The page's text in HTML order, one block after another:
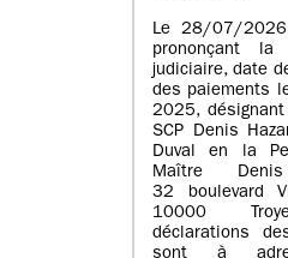
Le 28/07/
prononçant la
judiciaire, date
des paiements
2025,
SCP Denis
Duval en la
Maître
32 boulevard
10000
déclarations